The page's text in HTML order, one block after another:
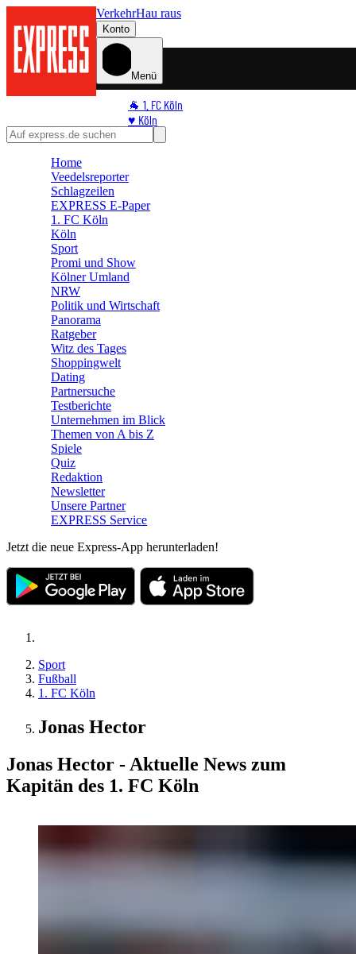
VerkehrHau raus
Konto
Menü
🐐 1. FC Köln
♥️ Köln
🛒 Shoppingwelt
Home
Veedelsreporter
Schlagzeilen
EXPRESS E-Paper
1. FC Köln
Köln
Sport
Promi und Show
Kölner Umland
NRW
Politik und Wirtschaft
Panorama
Ratgeber
Witz des Tages
Shoppingwelt
Dating
Partnersuche
Testberichte
Unternehmen im Blick
Themen von A bis Z
Spiele
Quiz
Redaktion
Newsletter
Unsere Partner
EXPRESS Service
Jetzt die neue Express-App herunterladen!
Sport
Fußball
1. FC Köln
Jonas Hector
Jonas Hector - Aktuelle News zum
Kapitän des 1. FC Köln